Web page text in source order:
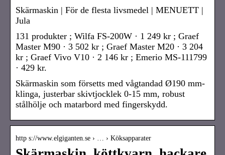
Skärmaskin | För de flesta livsmedel | MENUETT |
Jula
131 produkter ; Wilfa FS-200W · 1 249 kr ; Graef
Master M90 · 3 502 kr ; Graef Master M20 · 3 204
kr ; Graef Vivo V10 · 2 146 kr ; Emerio MS-111799
· 429 kr.
Skärmaskin som försetts med vågtandad Ø190 mm-
klinga, justerbar skivtjocklek 0-15 mm, robust
stålhölje och matarbord med fingerskydd.
http s://www.elgiganten.se › … › Köksapparater